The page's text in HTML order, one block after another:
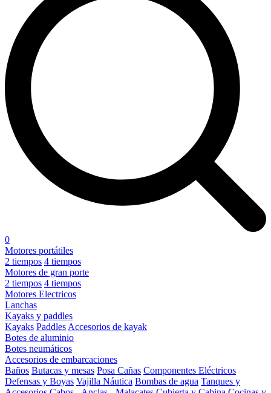
0
Motores portátiles
2 tiempos 4 tiempos
Motores de gran porte
2 tiempos 4 tiempos
Motores Electricos
Lanchas
Kayaks y paddles
Kayaks Paddles Accesorios de kayak
Botes de aluminio
Botes neumáticos
Accesorios de embarcaciones
Baños Butacas y mesas Posa Cañas Componentes Eléctricos
Defensas y Boyas Vajilla Náutica Bombas de agua Tanques y